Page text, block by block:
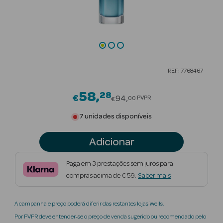
Beauty Season
Beauty Season
Beauty Season
Beauty Season
REF: 7768467
€58 28Price reduced from
€94 00 PVPR
7 unidades disponíveis
Adicionar
Paga em 3 prestações sem juros para
compras acima de € 59. Saber mais
A campanha e preço poderá diferir das restantes lojas Wells.
Por PVPR deve entender-se o preço de venda sugerido ou recomendado pelo